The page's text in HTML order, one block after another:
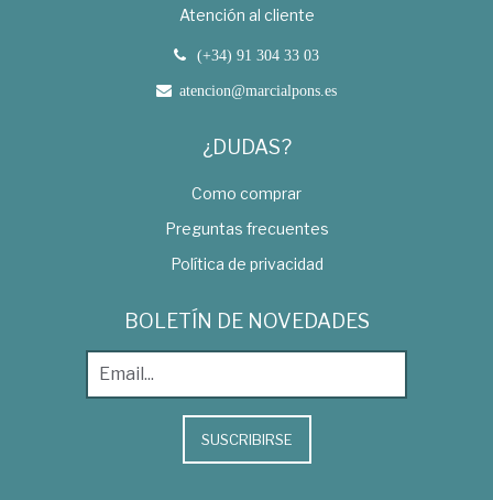
Atención al cliente
(+34) 91 304 33 03
atencion@marcialpons.es
¿DUDAS?
Como comprar
Preguntas frecuentes
Política de privacidad
BOLETÍN DE NOVEDADES
SUSCRIBIRSE